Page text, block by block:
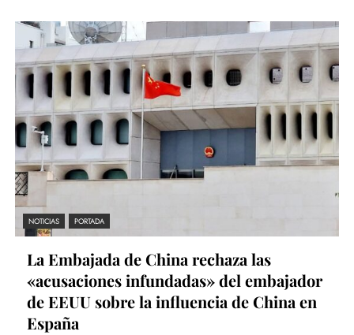
NOTICIAS PORTADA
La Embajada de China rechaza las
«acusaciones infundadas» del embajador
de EEUU sobre la influencia de China en
España